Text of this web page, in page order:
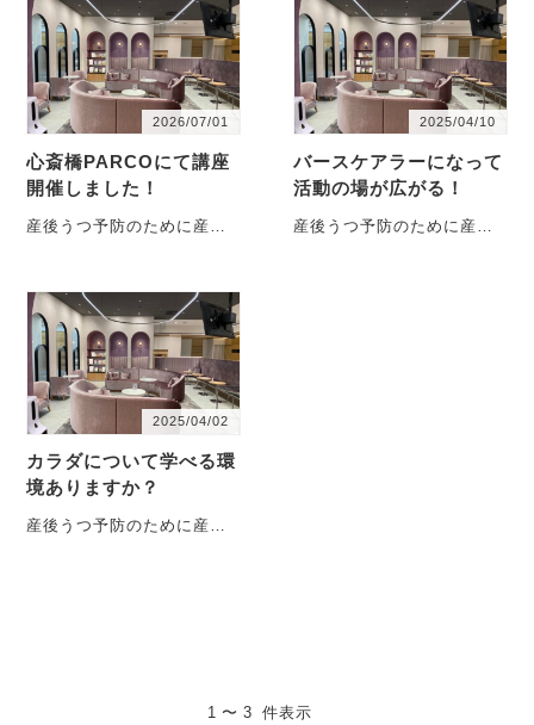
2026/07/01
心斎橋PARCOにて講座
開催しました！
産後うつ予防のために産前
動している一般社団法人全
国・・・
2025/04/10
バースケアラーになって
活動の場が広がる！
産後うつ予防のために産前
2025/04/02
カラダについて学べる環
境ありますか？
産後うつ予防のために産前
1 〜 3 件表示